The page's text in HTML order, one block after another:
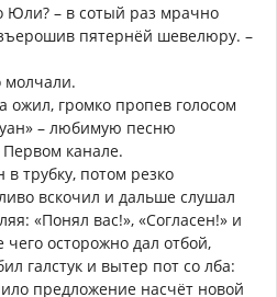
Юли? – в сотый раз мрачно
пятернёй шевелюру. –
ожил, громко пропев голосом
– любимую песню
канале.
в трубку, потом резко
вскочил и дальше слушал
«Понял вас!», «Согласен!» и
осторожно дал отбой,
галстук и вытер пот со лба:
предложение насчёт новой